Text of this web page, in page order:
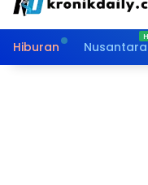
Hiburan Nusantara